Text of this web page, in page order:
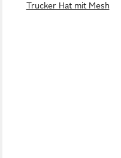
Trucker Hat mit Mesh